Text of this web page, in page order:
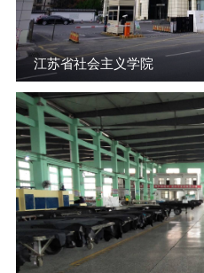
江苏省社会主义学院